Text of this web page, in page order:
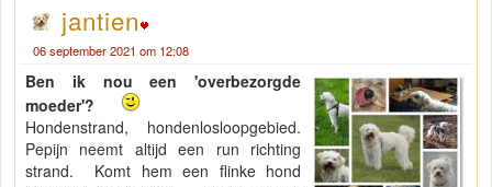
jantien
06 september 2021 om 12:08
Ben ik nou een 'overbezorgde
moeder'?
Hondenstrand, hondenlosloopgebied.
Pepijn neemt altijd een run richting
strand. Komt hem een flinke hond